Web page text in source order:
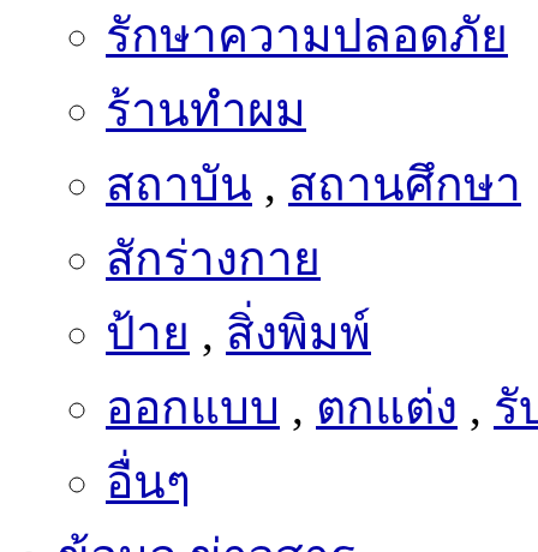
รักษาความปลอดภัย
ร้านทำผม
สถาบัน , สถานศึกษา
สักร่างกาย
ป้าย , สิ่งพิมพ์
ออกแบบ , ตกแต่ง , รั
อื่นๆ